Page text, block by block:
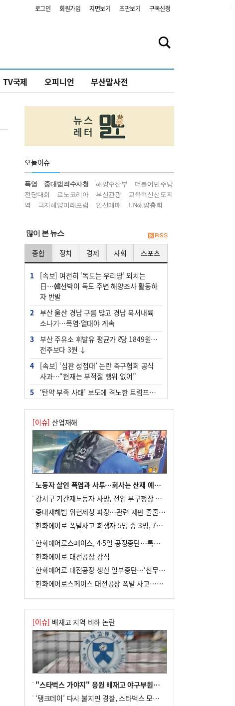
로그인 회원가입 지면보기 초판보기 구독신청
TV국제 오피니언 부산말사전
오늘이슈
폭염 중대범죄수사청 해양수산부
더불어민주당
전당대회
르노코리아 부산관광
교육혁신선도지
역
극지해양미래포럼 인신매매 UN해양총회
많이 본 뉴스
종합 정치 경제 사회 스포츠
1
[속보] 여전히 ‘독도는 우리땅’ 외치는
日…韓선박이 독도 주변 해양조사 활동하
자 반발
2
부산 울산 경남 구름 많고 경남 북서내륙
소나기…폭염·열대야 계속
3
부산 주유소 휘발유 평균가 ℓ당 1849원…
전주보다 3원 ↓
4
[속보] ‘심판 성접대’ 논란 축구협회 공식
사과…“현재는 부적절 행위 없어”
5
‘탄약 부족 사태’ 보도에 격노한 트럼프…
6
"올해 코스피 사이드카 43회 중 25회는 삼
전닉스 ETF 이후 발생"
7
[속보]‘尹 탄핵 반대’ 세계로교회 손현보,
백악관서 트럼프 접견
8
서울 중랑구서 흉기 난동…60대 남성 2명
사망
9
부산 앞바다에 기름 425ℓ 유출한 러시아
화물선 적발
10 입추 지났지만 푹푹 찐다…온열질환자 10
[이슈] 산업재해
노동자 살인 폭염과 사투…회사는 산재 예방·전기료 절감 전력
강서구 기간제노동자 사망, 전임 부구청장 檢 송치
중대재해법 위헌제청 파장…관련 재판 줄줄이 브레이크
한화에어로 폭발사고 희생자 5명 중 3명, 7일 영면
한화에어로스페이스, 4·5일 공정중단…특별 안전점검
한화에어로 대전공장 감식
한화에어로 대전공장 생산 일부중단…‘천무’ 수출 비상
한화에어로스페이스 대전공장 폭발 사고…5명 사망·2명 부상(종합)
[이슈] 배재고 지역 비하 논란
"스타벅스 가야지" 응원 배재고 야구부원들, 학교서 징계 처분
‘탱크데이’ 다시 불지핀 경찰, 스타벅스 모욕 혐의 압수수색